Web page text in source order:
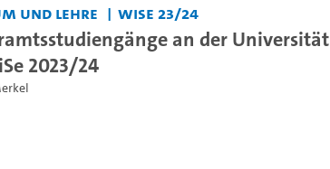
und Lehre WiSe 23/24
an der Universität
2023/24